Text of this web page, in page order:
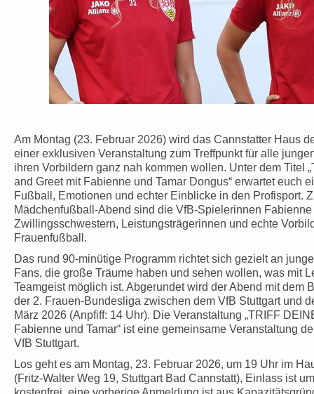
Am Montag (23. Februar 2026) wird das Cannstatter Haus
einer exklusiven Veranstaltung zum Treffpunkt für alle
ihren Vorbildern ganz nah kommen wollen. Unter dem Titel
and Greet mit Fabienne und Tamar Dongus“ erwartet euch
Fußball, Emotionen und echter Einblicke in den Profisport.
Mädchenfußball-Abend sind die VfB-Spielerinnen
Zwillingsschwestern, Leistungsträgerinnen und echte
Frauenfußball.
Das rund 90-minütige Programm richtet sich gezielt an
Fans, die große Träume haben und sehen wollen, was mit
Teamgeist möglich ist. Abgerundet wird der Abend mit dem
der 2. Frauen-Bundesliga zwischen dem VfB Stuttgart und
März 2026 (Anpfiff: 14 Uhr). Die Veranstaltung „TRIFF
Fabienne und Tamar“ ist eine gemeinsame Veranstaltung
VfB Stuttgart.
Los geht es am Montag, 23. Februar 2026, um 19 Uhr im
(Fritz-Walter Weg 19, Stuttgart Bad Cannstatt), Einlass ist